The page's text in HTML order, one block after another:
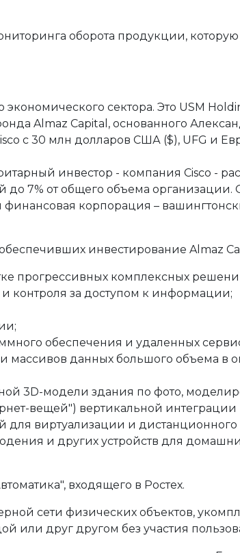
оборота продукции,
сектора. Это USM
Almaz Capital, основанного
с 30 млн долларов США ($), UFG и
инвестор - компания Cisco -
7% от общего объема организации.
корпорация –
инвестирование Almaz
прогрессивных комплексных
контроля за доступом к информации;
обеспечения и удаленных
массивов данных большого объема в
3D-модели здания по фото,
вещей") вертикальной
виртуализации и дистанционного
и других устройств для
входящего в Ростех.
сети физических объектов,
друг другом без участия